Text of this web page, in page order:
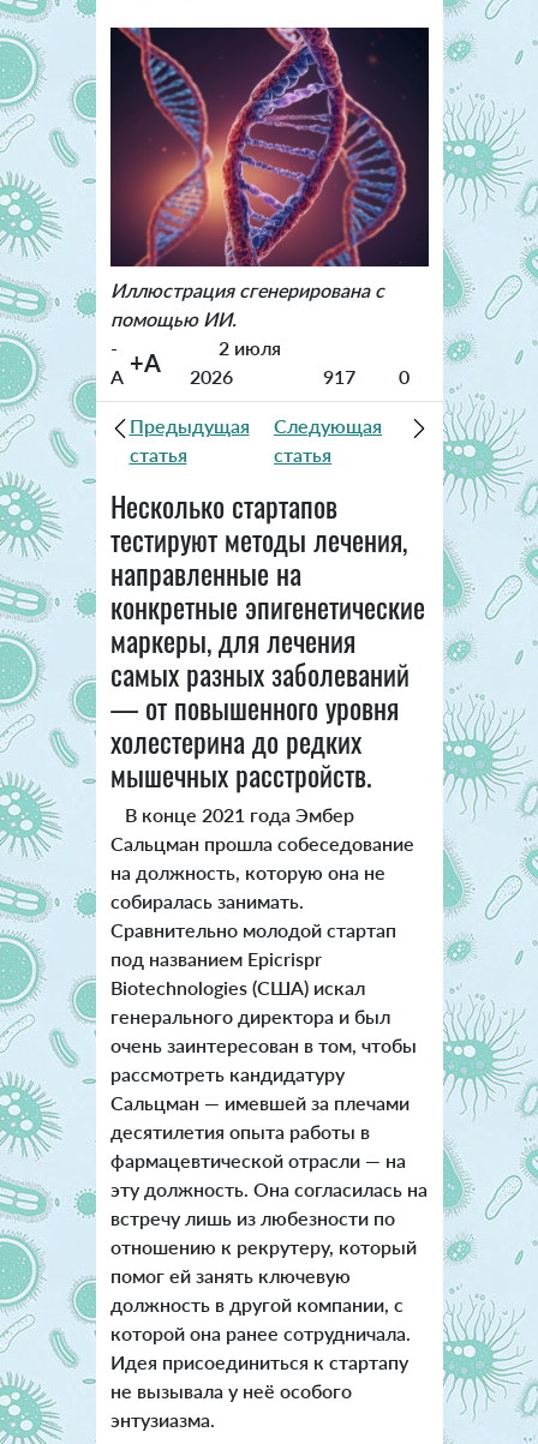
Иллюстрация сгенерирована с
помощью ИИ.
-
A +A
2 июля
2026
917 0
Предыдущая
статья
Следующая
статья
Несколько стартапов
тестируют методы лечения,
направленные на
конкретные эпигенетические
маркеры, для лечения
самых разных заболеваний
— от повышенного уровня
холестерина до редких
мышечных расстройств.
В конце 2021 года Эмбер
Сальцман прошла собеседование
на должность, которую она не
собиралась занимать.
Сравнительно молодой стартап
под названием Epicrispr
Biotechnologies (США) искал
генерального директора и был
очень заинтересован в том, чтобы
рассмотреть кандидатуру
Сальцман — имевшей за плечами
десятилетия опыта работы в
фармацевтической отрасли — на
эту должность. Она согласилась на
встречу лишь из любезности по
отношению к рекрутеру, который
помог ей занять ключевую
должность в другой компании, с
которой она ранее сотрудничала.
Идея присоединиться к стартапу
не вызывала у неё особого
энтузиазма.